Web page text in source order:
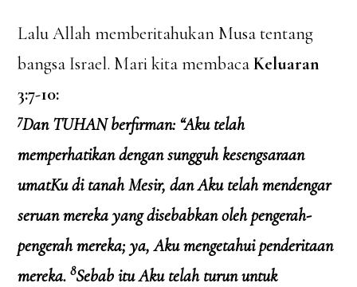
Lalu Allah memberitahukan Musa tentang
bangsa Israel. Mari kita membacaKeluaran
3:7-10:
7Dan TUHAN berfirman: “Aku telah
memperhatikan dengan sungguh kesengsaraan
umatKu di tanah Mesir, dan Aku telah mendengar
seruan mereka yang disebabkan oleh pengerah-
pengerah mereka; ya, Aku mengetahui penderitaan
mereka.8Sebab itu Aku telah turun untuk